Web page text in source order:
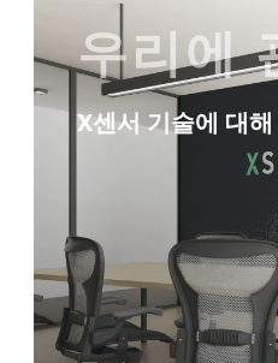
우리에
X센서 기술에 대